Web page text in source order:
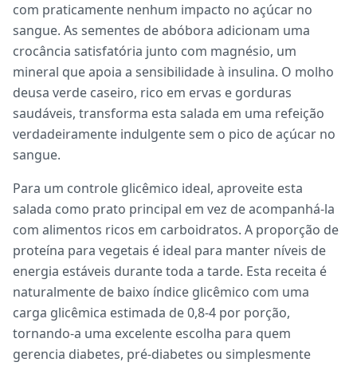
com praticamente nenhum impacto no açúcar no
sangue. As sementes de abóbora adicionam uma
crocância satisfatória junto com magnésio, um
mineral que apoia a sensibilidade à insulina. O molho
deusa verde caseiro, rico em ervas e gorduras
saudáveis, transforma esta salada em uma refeição
verdadeiramente indulgente sem o pico de açúcar no
sangue.
Para um controle glicêmico ideal, aproveite esta
salada como prato principal em vez de acompanhá-la
com alimentos ricos em carboidratos. A proporção de
proteína para vegetais é ideal para manter níveis de
energia estáveis durante toda a tarde. Esta receita é
naturalmente de baixo índice glicêmico com uma
carga glicêmica estimada de 0,8-4 por porção,
tornando-a uma excelente escolha para quem
gerencia diabetes, pré-diabetes ou simplesmente